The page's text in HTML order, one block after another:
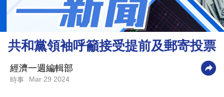
市
財
商
業
共和黨領袖呼籲接受提前及郵寄投票
經濟一週編輯部
時事 Mar 29 2024